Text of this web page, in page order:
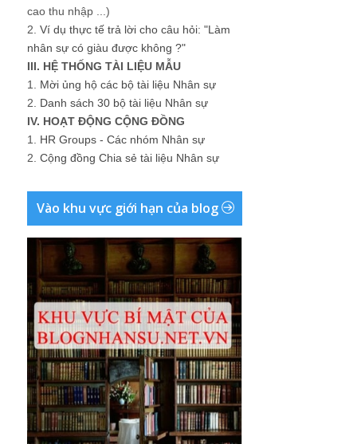
cao thu nhập ...)
2. Ví dụ thực tế trả lời cho câu hỏi: "Làm
nhân sự có giàu được không ?"
III. HỆ THỐNG TÀI LIỆU MẪU
1. Mời ủng hộ các bộ tài liệu Nhân sự
2. Danh sách 30 bộ tài liệu Nhân sự
IV. HOẠT ĐỘNG CỘNG ĐỒNG
1. HR Groups - Các nhóm Nhân sự
2. Cộng đồng Chia sẻ tài liệu Nhân sự
Vào khu vực giới hạn của blog